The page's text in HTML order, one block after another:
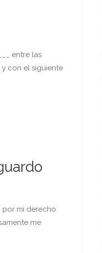
entre las
y con el siguiente
por mi derecho
me